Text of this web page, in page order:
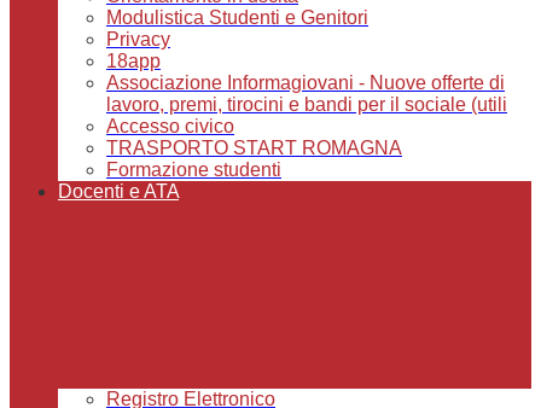
Modulistica Studenti e Genitori
Privacy
18app
Associazione Informagiovani - Nuove offerte di
lavoro, premi, tirocini e bandi per il sociale (utili
Accesso civico
TRASPORTO START ROMAGNA
Formazione studenti
Docenti e ATA
Registro Elettronico